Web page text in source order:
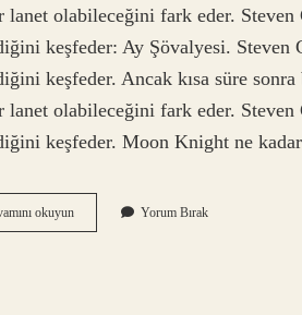
lanet olabileceğini fark eder. Steven
keşfeder: Ay Şövalyesi. Steven
keşfeder. Ancak kısa süre
lanet olabileceğini fark eder. Steven
keşfeder. Moon Knight ne
okuyunMoon
Knight
Yorum Bırak